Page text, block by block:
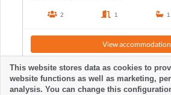
2 1 1
View accommodation
This website stores data as cookies to
website functions as well as marketing,
analysis. You can change this